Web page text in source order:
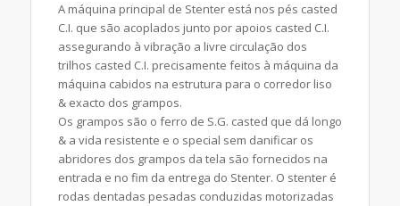
A máquina principal de Stenter está nos pés casted
C.I. que são acoplados junto por apoios casted C.I.
assegurando à vibração a livre circulação dos
trilhos casted C.I. precisamente feitos à máquina da
máquina cabidos na estrutura para o corredor liso
& exacto dos grampos.
Os grampos são o ferro de S.G. casted que dá longo
& a vida resistente e o special sem danificar os
abridores dos grampos da tela são fornecidos na
entrada e no fim da entrega do Stenter. O stenter é
rodas dentadas pesadas conduzidas motorizadas